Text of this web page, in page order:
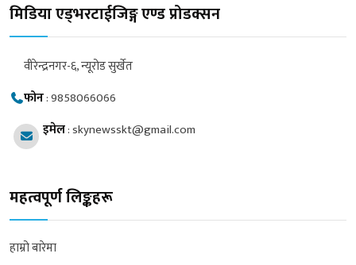
मिडिया एड्भरटाईजिङ्ग एण्ड प्रोडक्सन
वीरेन्द्रनगर-६, न्यूरोड सुर्खेत
फोन:9858066066
इमेल:skynewsskt@gmail.com
महत्वपूर्ण लिङ्कहरू
हाम्रो बारेमा